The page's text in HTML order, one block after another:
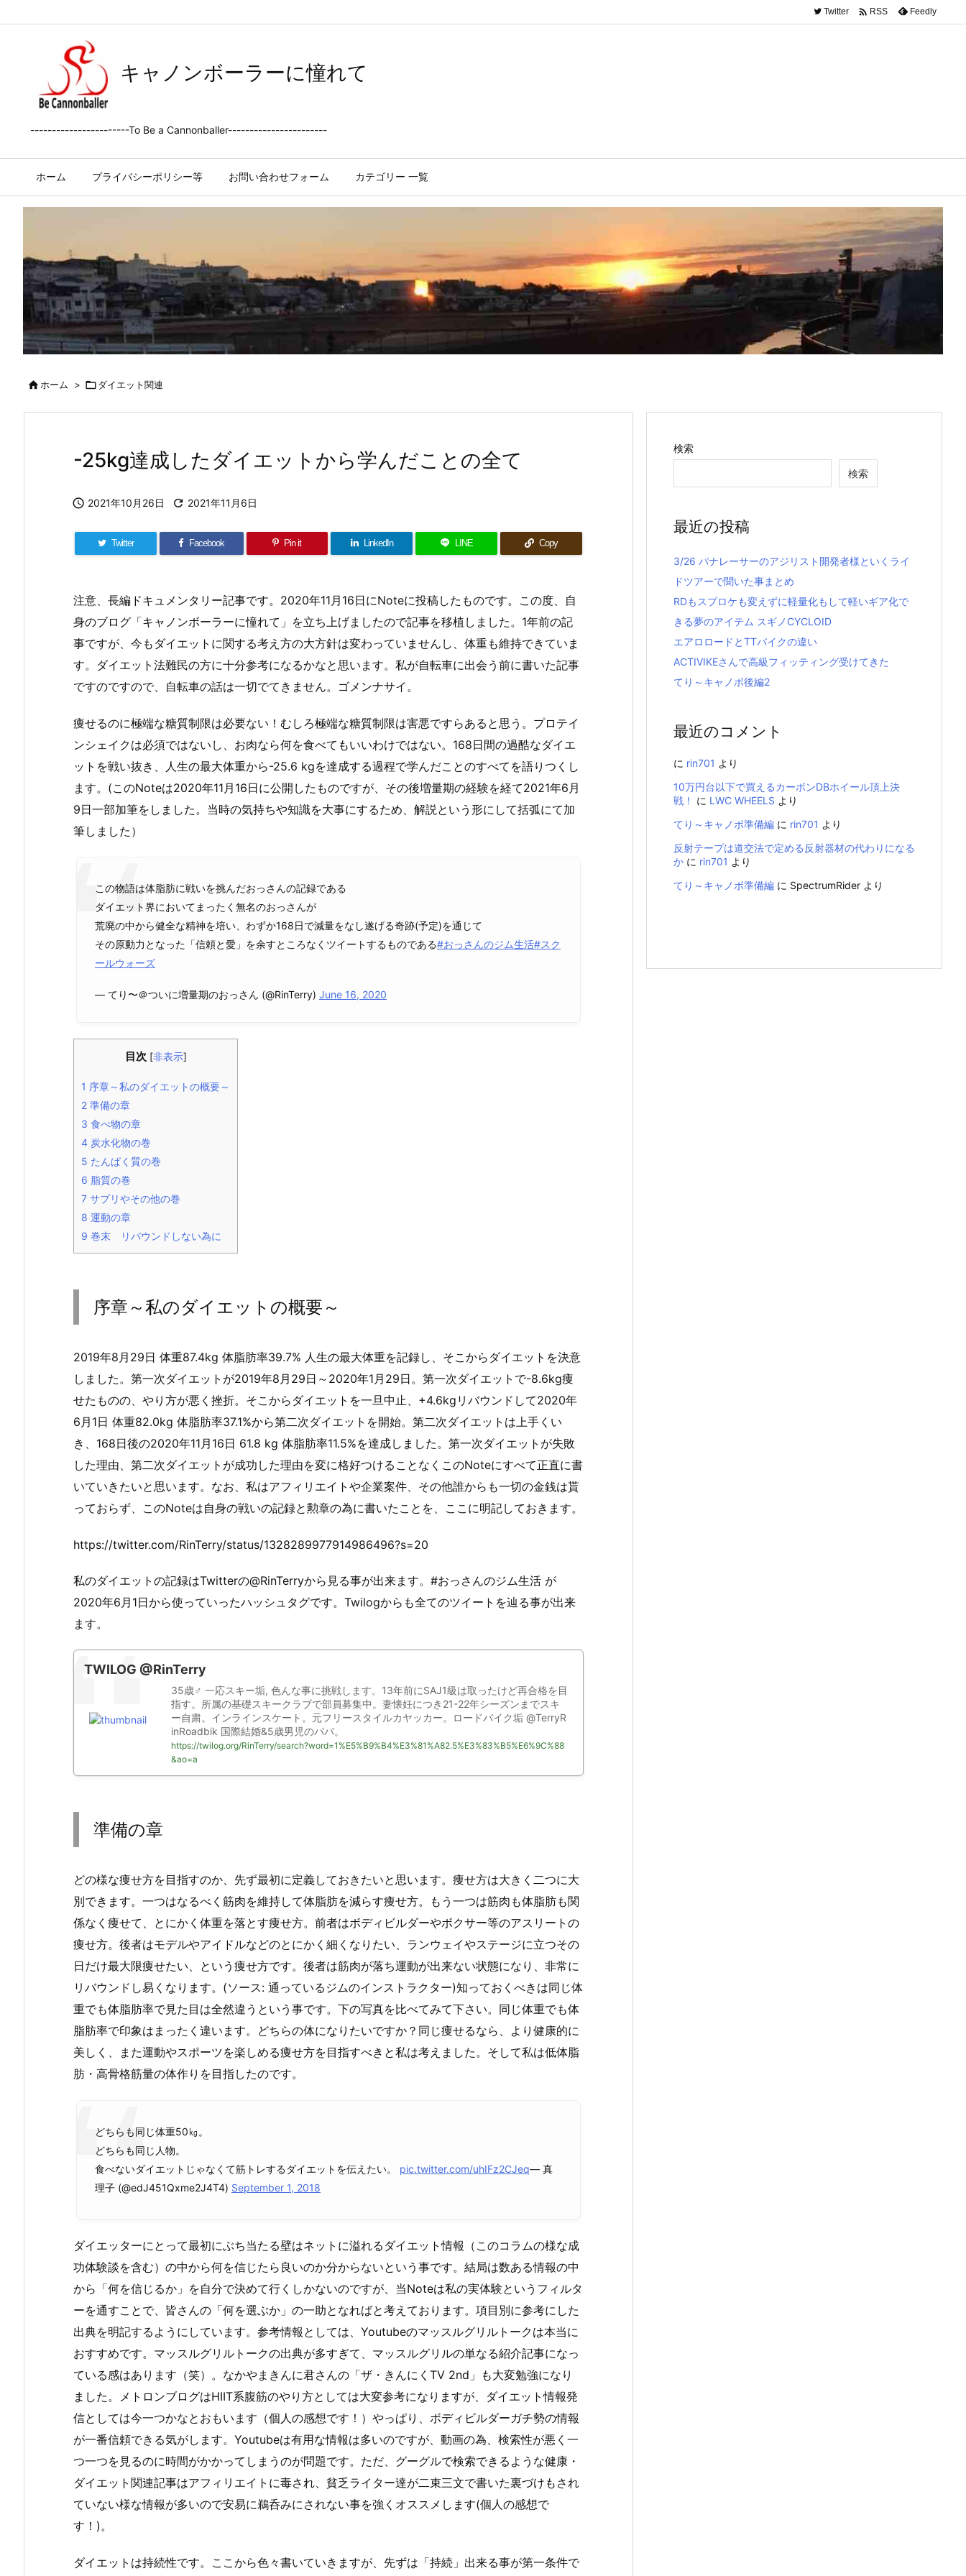
キャノンボーラーに憧れて
-----------------------To Be a Cannonballer-----------------------
ホーム プライバシーポリシー等 お問い合わせフォーム カテゴリー 一覧
Twitter  RSS Feedly
ホーム > ダイエット関連
-25kg達成したダイエットから学んだことの全て
 2021年10月26日  2021年11月6日
Twitter Facebook Pin it LinkedIn LINE Copy
注意、長編ドキュメンタリー記事です。2020年11月16日にNoteに投稿したものです。この度、自
身のブログ「キャノンボーラーに憧れて」を立ち上げましたので記事を移植しました。1年前の記
事ですが、今もダイエットに関する考え方の大方針は変わっていませんし、体重も維持できていま
す。ダイエット法難民の方に十分参考になるかなと思います。私が自転車に出会う前に書いた記事
ですのですので、自転車の話は一切でてきません。ゴメンナサイ。
痩せるのに極端な糖質制限は必要ない！むしろ極端な糖質制限は害悪ですらあると思う。プロテイ
ンシェイクは必須ではないし、お肉なら何を食べてもいいわけではない。168日間の過酷なダイエ
ットを戦い抜き、人生の最大体重から-25.6 kgを達成する過程で学んだことのすべてを語りつくし
ます。(このNoteは2020年11月16日に公開したものですが、その後増量期の経験を経て2021年6月
9日一部加筆をしました。当時の気持ちや知識を大事にするため、解説という形にして括弧にて加
筆しました）
この物語は体脂肪に戦いを挑んだおっさんの記録である
ダイエット界においてまったく無名のおっさんが
荒廃の中から健全な精神を培い、わずか168日で減量をなし遂げる奇跡(予定)を通じて
その原動力となった「信頼と愛」を余すところなくツイートするものである#おっさんのジム生活#スク
ールウォーズ
— てり〜＠ついに増量期のおっさん (@RinTerry) June 16, 2020
目次 [非表示]
1 序章～私のダイエットの概要～
2 準備の章
3 食べ物の章
4 炭水化物の巻
5 たんぱく質の巻
6 脂質の巻
7 サプリやその他の巻
8 運動の章
9 巻末 リバウンドしない為に
序章～私のダイエットの概要～
2019年8月29日 体重87.4kg 体脂肪率39.7% 人生の最大体重を記録し、そこからダイエットを決意
しました。第一次ダイエットが2019年8月29日～2020年1月29日。第一次ダイエットで-8.6kg痩
せたものの、やり方が悪く挫折。そこからダイエットを一旦中止、+4.6kgリバウンドして2020年
6月1日 体重82.0kg 体脂肪率37.1%から第二次ダイエットを開始。第二次ダイエットは上手くい
き、168日後の2020年11月16日 61.8 kg 体脂肪率11.5%を達成しました。第一次ダイエットが失敗
した理由、第二次ダイエットが成功した理由を変に格好つけることなくこのNoteにすべて正直に書
いていきたいと思います。なお、私はアフィリエイトや企業案件、その他誰からも一切の金銭は貰
っておらず、このNoteは自身の戦いの記録と勲章の為に書いたことを、ここに明記しておきます。
https://twitter.com/RinTerry/status/1328289977914986496?s=20
私のダイエットの記録はTwitterの@RinTerryから見る事が出来ます。#おっさんのジム生活 が
2020年6月1日から使っていったハッシュタグです。Twilogからも全てのツイートを辿る事が出来
ます。
TWILOG @RinTerry
35歳♂ 一応スキー垢, 色んな事に挑戦します。13年前にSAJ1級は取ったけど再合格を目
指す。所属の基礎スキークラブで部員募集中。妻懐妊につき21-22年シーズンまでスキ
ー自粛。インラインスケート。元フリースタイルカヤッカー。ロードバイク垢 @TerryR
inRoadbik 国際結婚&5歳男児のパパ。
https://twilog.org/RinTerry/search?word=1%E5%B9%B4%E3%81%A82.5%E3%83%B5%E6%9C%88
&ao=a
準備の章
どの様な痩せ方を目指すのか、先ず最初に定義しておきたいと思います。痩せ方は大きく二つに大
別できます。一つはなるべく筋肉を維持して体脂肪を減らす痩せ方。もう一つは筋肉も体脂肪も関
係なく痩せて、とにかく体重を落とす痩せ方。前者はボディビルダーやボクサー等のアスリートの
痩せ方。後者はモデルやアイドルなどのとにかく細くなりたい、ランウェイやステージに立つその
日だけ最大限痩せたい、という痩せ方です。後者は筋肉が落ち運動が出来ない状態になり、非常に
リバウンドし易くなります。(ソース: 通っているジムのインストラクター)知っておくべきは同じ体
重でも体脂肪率で見た目は全然違うという事です。下の写真を比べてみて下さい。同じ体重でも体
脂肪率で印象はまったく違います。どちらの体になりたいですか？同じ痩せるなら、より健康的に
美しく、また運動やスポーツを楽しめる痩せ方を目指すべきと私は考えました。そして私は低体脂
肪・高骨格筋量の体作りを目指したのです。
どちらも同じ体重50㎏。
どちらも同じ人物。
食べないダイエットじゃなくて筋トレするダイエットを伝えたい。 pic.twitter.com/uhIFz2CJeq— 真
理子 (@edJ451Qxme2J4T4) September 1, 2018
ダイエッターにとって最初にぶち当たる壁はネットに溢れるダイエット情報（このコラムの様な成
功体験談を含む）の中から何を信じたら良いのか分からないという事です。結局は数ある情報の中
から「何を信じるか」を自分で決めて行くしかないのですが、当Noteは私の実体験というフィルタ
ーを通すことで、皆さんの「何を選ぶか」の一助となればと考えております。項目別に参考にした
出典を明記するようにしています。参考情報としては、Youtubeのマッスルグリルトークは本当に
おすすめです。マッスルグリルトークの出典が多すぎて、マッスルグリルの単なる紹介記事になっ
ている感はあります（笑）。なかやまきんに君さんの「ザ・きんにくTV 2nd」も大変勉強になり
ました。メトロンブログはHIIT系腹筋のやり方としては大変参考になりますが、ダイエット情報発
信としては今一つかなとおもいます（個人の感想です！）やっぱり、ボディビルダーガチ勢の情報
が一番信頼できる気がします。Youtubeは有用な情報は多いのですが、動画の為、検索性が悪く一
つ一つを見るのに時間がかかってしまうのが問題です。ただ、グーグルで検索できるような健康・
ダイエット関連記事はアフィリエイトに毒され、貧乏ライター達が二束三文で書いた裏づけもされ
ていない様な情報が多いので安易に鵜呑みにされない事を強くオススメします(個人の感想で
す！)。
ダイエットは持続性です。ここから色々書いていきますが、先ずは「持続」出来る事が第一条件で
検索
検索
最近の投稿
3/26 パナレーサーのアジリスト開発者様といくライ
ドツアーで聞いた事まとめ
RDもスプロケも変えずに軽量化もして軽いギア化で
きる夢のアイテム スギノCYCLOID
エアロロードとTTバイクの違い
ACTIVIKEさんで高級フィッティング受けてきた
てり～キャノボ後編2
最近のコメント
に rin701 より
10万円台以下で買えるカーボンDBホイール頂上決
戦！
に LWC WHEELS より
てり～キャノボ準備編 に rin701 より
反射テープは道交法で定める反射器材の代わりになる
か に rin701 より
てり～キャノボ準備編 に SpectrumRider より